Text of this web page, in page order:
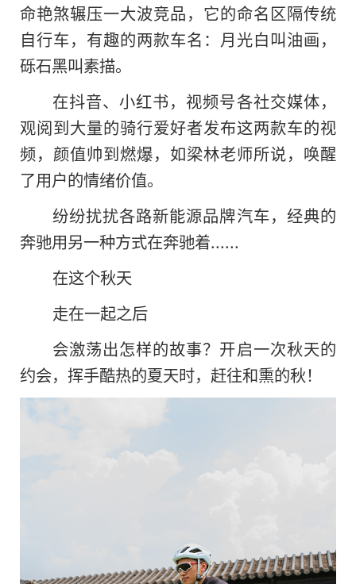
命艳煞辗压一大波竞品，它的命名区隔传统
自行车，有趣的两款车名：月光白叫油画，
砾石黑叫素描。
在抖音、小红书，视频号各社交媒体，
观阅到大量的骑行爱好者发布这两款车的视
频，颜值帅到燃爆，如梁林老师所说，唤醒
了用户的情绪价值。
纷纷扰扰各路新能源品牌汽车，经典的
奔驰用另一种方式在奔驰着......
在这个秋天
走在一起之后
会激荡出怎样的故事？开启一次秋天的
约会，挥手酷热的夏天时，赶往和熏的秋！